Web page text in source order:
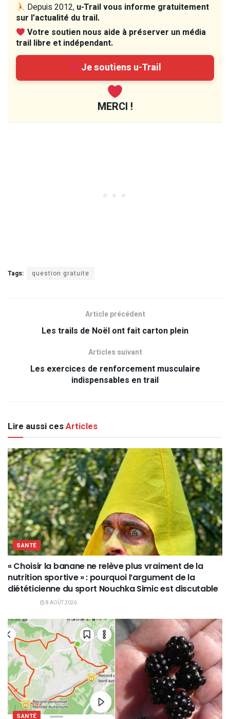
Depuis 2012, u-Trail vous informe gratuitement
sur l’actualité du trail.
Votre soutien nous aide à préserver un média
trail libre et indépendant.
Je soutiens u-Trail
MERCI !
Tags: question gratuite
Article précédent
Les trails de Noël ont fait carton plein
Articles suivant
Les exercices de renforcement musculaire
indispensables en trail
Lire aussi cesArticles
SANTÉ
« Choisir la banane ne relève plus vraiment de la
nutrition sportive » : pourquoi l’argument de la
diététicienne du sport Nouchka Simic est discutable
8 AOÛT 2026
SANTÉ